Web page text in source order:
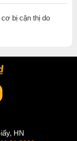
bị cận thị do
HN